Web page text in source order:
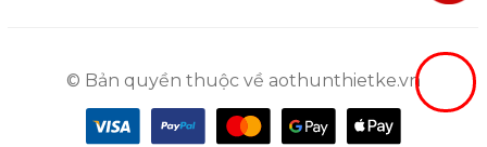
© Bản quyền thuộc về aothunthietke.vn